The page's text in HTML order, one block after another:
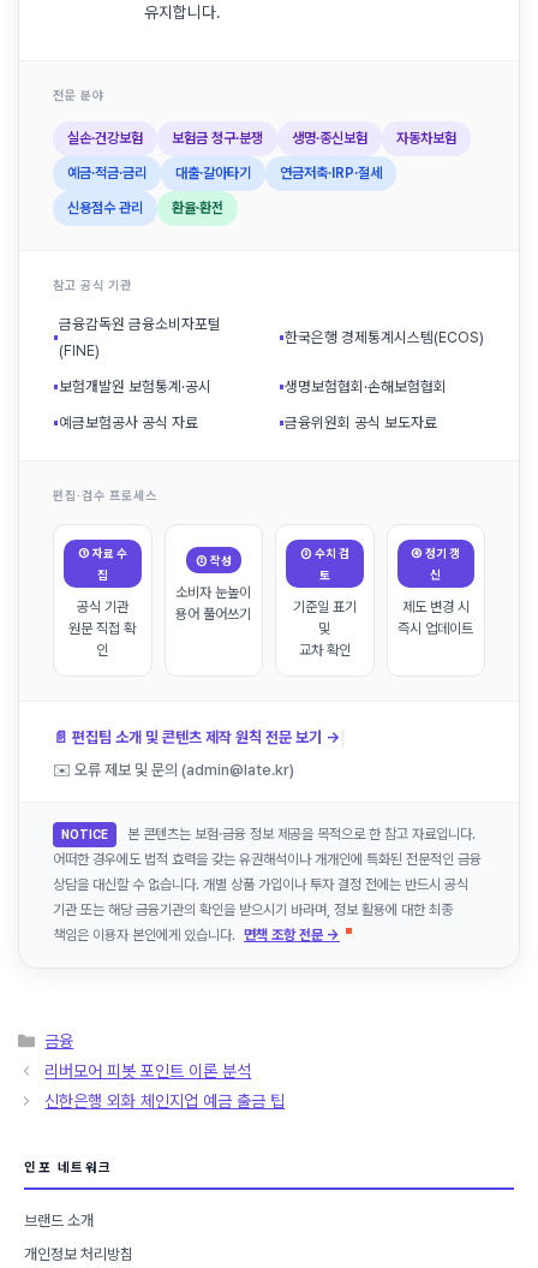
유지합니다.
전문 분야
실손·건강보험 보험금 청구·분쟁 생명·종신보험 자동차보험
예금·적금·금리 대출·갈아타기 연금저축·IRP·절세
신용점수 관리 환율·환전
참고 공식 기관
▪
금융감독원 금융소비자포털
(FINE)
▪한국은행 경제통계시스템(ECOS)
▪보험개발원 보험통계·공시 ▪생명보험협회·손해보험협회
▪예금보험공사 공식 자료 ▪금융위원회 공식 보도자료
편집·검수 프로세스
① 자료 수
집
공식 기관
원문 직접 확
인
② 작성
소비자 눈높이
용어 풀어쓰기
③ 수치 검
토
기준일 표기
및
교차 확인
④ 정기 갱
신
제도 변경 시
즉시 업데이트
📄 편집팀 소개 및 콘텐츠 제작 원칙 전문 보기 → |
✉️ 오류 제보 및 문의 (admin@late.kr)
NOTICE
본 콘텐츠는 보험·금융 정보 제공을 목적으로 한 참고 자료입니다.
어떠한 경우에도 법적 효력을 갖는 유권해석이나 개개인에 특화된 전문적인 금융
상담을 대신할 수 없습니다. 개별 상품 가입이나 투자 결정 전에는 반드시 공식
기관 또는 해당 금융기관의 확인을 받으시기 바라며, 정보 활용에 대한 최종
책임은 이용자 본인에게 있습니다. 면책 조항 전문 →
카
테
리
금융
리버모어 피봇 포인트 이론 분석
신한은행 외화 체인지업 예금 출금 팁
인포 네트워크
브랜드 소개
개인정보 처리방침